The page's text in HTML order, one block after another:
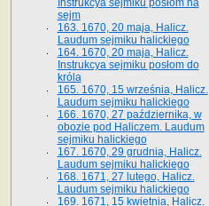
Instrukcya sejmiku posłom na
sejm
163. 1670, 20 maja, Halicz.
Laudum sejmiku halickiego
164. 1670, 20 maja, Halicz.
Instrukcya sejmiku posłom do
króla
165. 1670, 15 września, Halicz.
Laudum sejmiku halickiego
166. 1670, 27 października, w
obozie pod Haliczem. Laudum
sejmiku halickiego
167. 1670, 29 grudnia, Halicz.
Laudum sejmiku halickiego
168. 1671, 27 lutego, Halicz.
Laudum sejmiku halickiego
169. 1671, 15 kwietnia, Halicz.